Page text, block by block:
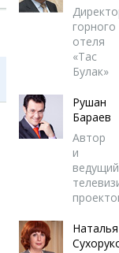
горного
отеля
«Тас
Булак»
Рушан
Бараев
Автор
и
ведущий
Наталья